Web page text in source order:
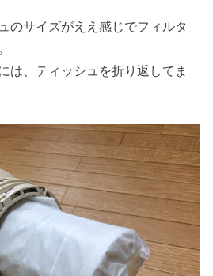
のサイズがええ感じでフィルタ
は、ティッシュを折り返してま